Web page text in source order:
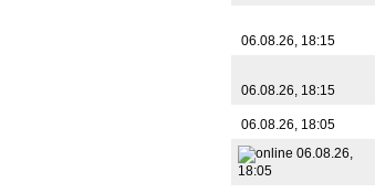
06.08.26, 18:15
06.08.26, 18:15
06.08.26, 18:05
06.08.26,
18:05